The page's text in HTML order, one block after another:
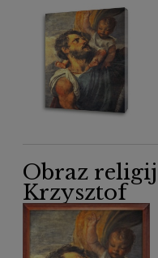
Obraz
Krzysztof